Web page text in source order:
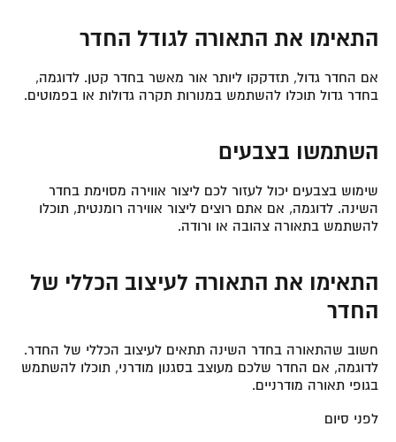
התאימו את התאורה לגודל החדר
אם החדר גדול, תזדקקו ליותר אור מאשר בחדר קטן. לדוגמה,
בחדר גדול תוכלו להשתמש במנורות תקרה גדולות או בפמוטים.
השתמשו בצבעים
שימוש בצבעים יכול לעזור לכם ליצור אווירה מסוימת בחדר
השינה. לדוגמה, אם אתם רוצים ליצור אווירה רומנטית, תוכלו
להשתמש בתאורה צהובה או ורודה.
התאימו את התאורה לעיצוב הכללי של
החדר
חשוב שהתאורה בחדר השינה תתאים לעיצוב הכללי של החדר.
לדוגמה, אם החדר שלכם מעוצב בסגנון מודרני, תוכלו להשתמש
בגופי תאורה מודרניים.
לפני סיום